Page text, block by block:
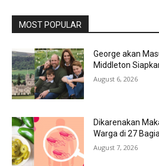
MOST POPULAR
George akan
Middleton
August 6, 2026
Dikarenakan
Warga di 27
August 7, 2026